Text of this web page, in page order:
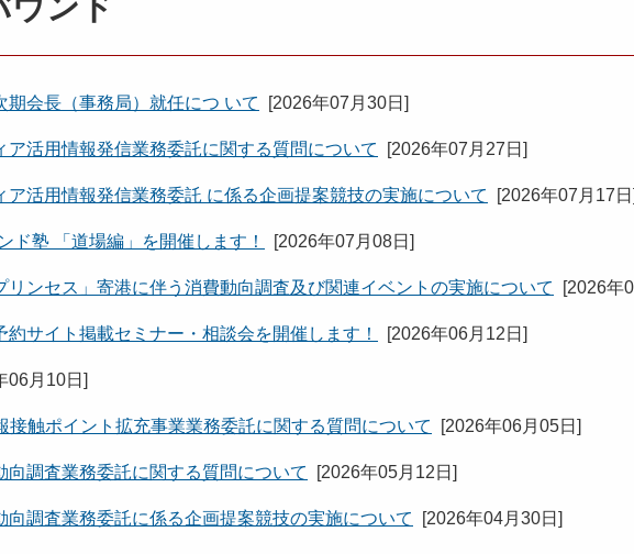
会長（事務局）就任につ いて [2026年07月30日 ]
活用情報発信業務委託に関する質問について [2026年07月27日 ]
活用情報発信業務委託 に係る企画提案競技の実施について [2026年07月17日 ]
ド塾 「道場編」を開催します！ [2026年07月08日 ]
リンセス」寄港に伴う消費動向調査及び関連イベントの実施について [2026年
サイト掲載セミナー・相談会を開催します！ [2026年06月12日 ]
06月10日 ]
接触ポイント拡充事業業務委託に関する質問について [2026年06月05日 ]
調査業務委託に関する質問について [2026年05月12日 ]
調査業務委託に係る企画提案競技の実施について [2026年04月30日 ]